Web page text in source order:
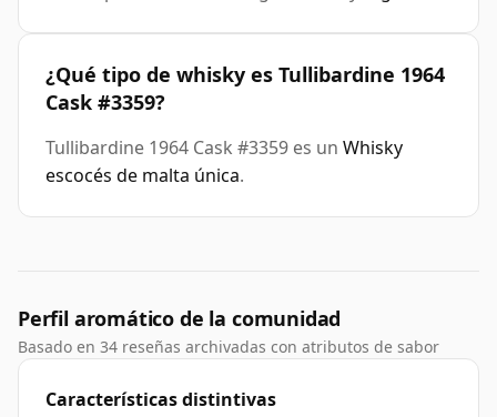
¿Qué tipo de whisky es Tullibardine 1964
Cask #3359?
Tullibardine 1964 Cask #3359 es un Whisky
escocés de malta única.
Perfil aromático de la comunidad
Basado en 34 reseñas archivadas con atributos de sabor
Características distintivas